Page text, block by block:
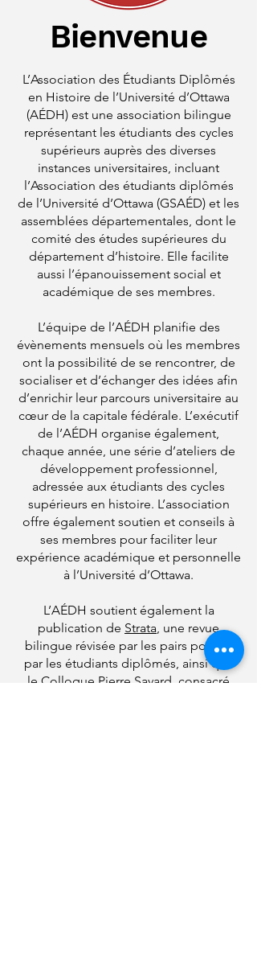
Bienvenue
L’Association des Étudiants Diplômés
en Histoire de l’Université d’Ottawa
(AÉDH) est une association bilingue
représentant les étudiants des cycles
supérieurs auprès des diverses
instances universitaires, incluant
l’Association des étudiants diplômés
de l’Université d’Ottawa (GSAÉD) et les
assemblées départementales, dont le
comité des études supérieures du
département d’histoire. Elle facilite
aussi l’épanouissement social et
académique de ses membres.
L’équipe de l’AÉDH planifie des
évènements mensuels où les membres
ont la possibilité de se rencontrer, de
socialiser et d’échanger des idées afin
d’enrichir leur parcours universitaire au
cœur de la capitale fédérale. L’exécutif
de l’AÉDH organise également,
chaque année, une série d’ateliers de
développement professionnel,
adressée aux étudiants des cycles
supérieurs en histoire. L’association
offre également soutien et conseils à
ses membres pour faciliter leur
expérience académique et personnelle
à l’Université d’Ottawa.
L’AÉDH soutient également la
publication de Strata, une revue
bilingue révisée par les pairs pour et
par les étudiants diplômés, ainsi que
le Colloque Pierre Savard , consacré